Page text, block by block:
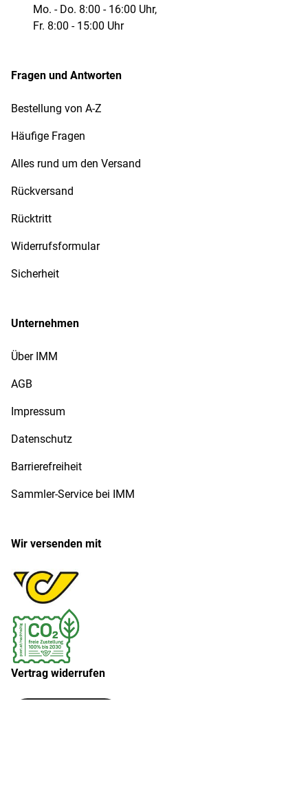
Mo. - Do. 8:00 - 16:00 Uhr,
Fr. 8:00 - 15:00 Uhr
Fragen und Antworten
Bestellung von A-Z
Häufige Fragen
Alles rund um den Versand
Rückversand
Rücktritt
Widerrufsformular
Sicherheit
Unternehmen
Über IMM
AGB
Impressum
Datenschutz
Barrierefreiheit
Sammler-Service bei IMM
Wir versenden mit
Vertrag widerrufen